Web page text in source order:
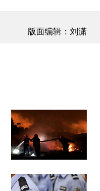
版面编辑：刘潇